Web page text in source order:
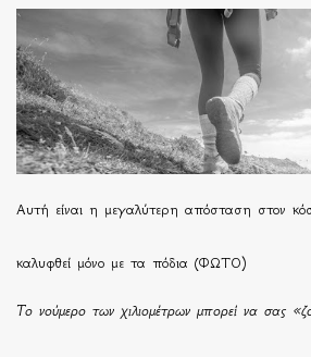
Αυτή είναι η μεγαλύτερη απόσταση στον
καλυφθεί μόνο με τα πόδια (ΦΩΤΟ)
Το νούμερο των χιλιομέτρων μπορεί να σας